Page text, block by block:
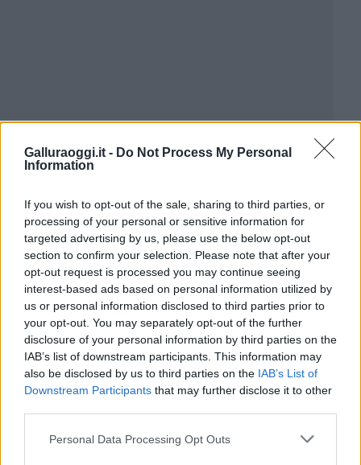
Galluraoggi.it - Do Not Process My Personal
Information
If you wish to opt-out of the sale, sharing to third parties, or
processing of your personal or sensitive information for
targeted advertising by us, please use the below opt-out
section to confirm your selection. Please note that after your
opt-out request is processed you may continue seeing
interest-based ads based on personal information utilized by
us or personal information disclosed to third parties prior to
your opt-out. You may separately opt-out of the further
disclosure of your personal information by third parties on the
IAB’s list of downstream participants. This information may
also be disclosed by us to third parties on the IAB’s List of
Downstream Participants that may further disclose it to other
Please note that this website/app uses one or more Google
Personal Data Processing Opt Outs